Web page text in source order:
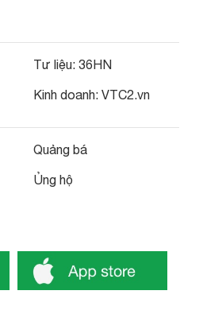
Tư liệu: 36HN
Kinh doanh: VTC2.vn
Quảng bá
Ủng hộ